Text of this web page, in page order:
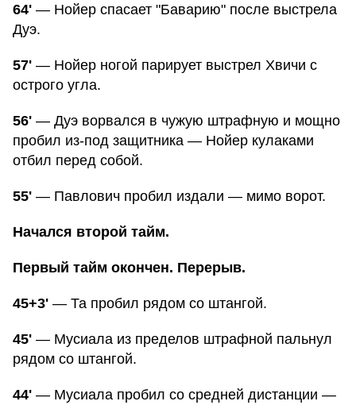
64' — Нойер спасает "Баварию" после выстрела
Дуэ.
57' — Нойер ногой парирует выстрел Хвичи с
острого угла.
56' — Дуэ ворвался в чужую штрафную и мощно
пробил из-под защитника — Нойер кулаками
отбил перед собой.
55' — Павлович пробил издали — мимо ворот.
Начался второй тайм.
Первый тайм окончен. Перерыв.
45+3' — Та пробил рядом со штангой.
45' — Мусиала из пределов штрафной пальнул
рядом со штангой.
44' — Мусиала пробил со средней дистанции —